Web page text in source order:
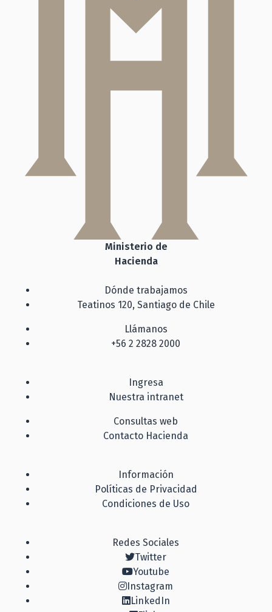
Ministerio de
Hacienda
Dónde trabajamos
Teatinos 120, Santiago de Chile
Llámanos
+56 2 2828 2000
Ingresa
Nuestra intranet
Consultas web
Contacto Hacienda
Información
Políticas de Privacidad
Condiciones de Uso
Redes Sociales
Twitter
Youtube
Instagram
LinkedIn